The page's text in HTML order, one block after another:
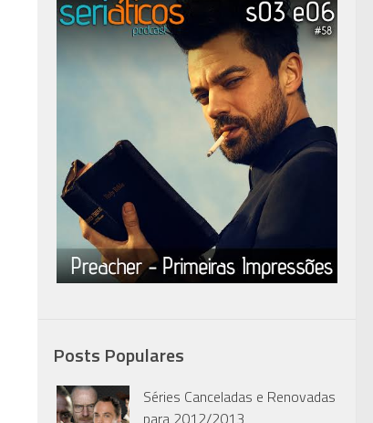
Posts Populares
Séries Canceladas e Renovadas
para 2012/2013